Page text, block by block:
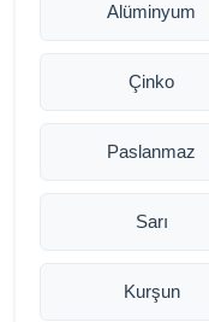
Alüminyum
Çinko
Paslanmaz
Sarı
Kurşun